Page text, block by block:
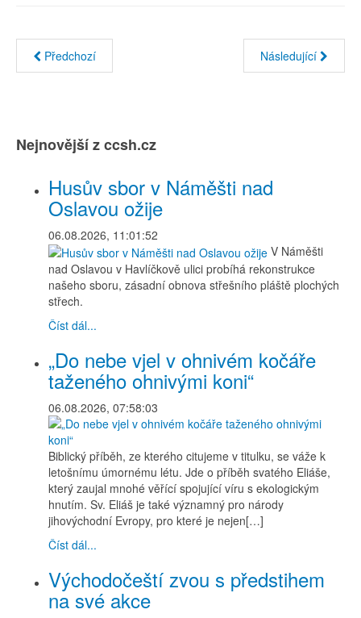
Předchozí Následující
Nejnovější z ccsh.cz
Husův sbor v Náměšti nad
Oslavou ožije
06.08.2026, 11:01:52
V Náměšti
nad Oslavou v Havlíčkově ulici probíhá rekonstrukce
našeho sboru, zásadní obnova střešního pláště plochých
střech.
Číst dál...
„Do nebe vjel v ohnivém kočáře
taženého ohnivými koni“
06.08.2026, 07:58:03
Biblický příběh, ze kterého citujeme v titulku, se váže k
letošnímu úmornému létu. Jde o příběh svatého Eliáše,
který zaujal mnohé věřící spojující víru s ekologickým
hnutím. Sv. Eliáš je také významný pro národy
jihovýchodní Evropy, pro které je nejen[…]
Číst dál...
Východočeští zvou s předstihem
na své akce